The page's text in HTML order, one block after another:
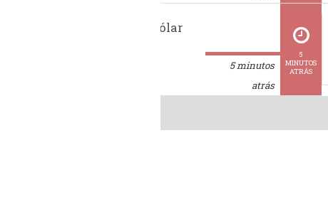
Cotação do dólar
5 minutos
atrás
5
MINUTOS
ATRÁS